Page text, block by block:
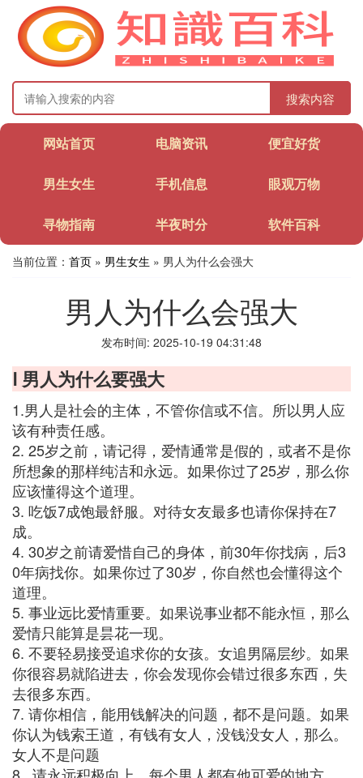
搜索内容
网站首页 电脑资讯 便宜好货
男生女生 手机信息 眼观万物
寻物指南 半夜时分 软件百科
当前位置： 首页 » 男生女生 » 男人为什么会强大
男人为什么会强大
发布时间: 2025-10-19 04:31:48
Ⅰ 男人为什么要强大
1.男人是社会的主体，不管你信或不信。所以男人应
该有种责任感。
2. 25岁之前，请记得，爱情通常是假的，或者不是你
所想象的那样纯洁和永远。如果你过了25岁，那么你
应该懂得这个道理。
3. 吃饭7成饱最舒服。对待女友最多也请你保持在7
成。
4. 30岁之前请爱惜自己的身体，前30年你找病，后3
0年病找你。如果你过了30岁，你自然也会懂得这个
道理。
5. 事业远比爱情重要。如果说事业都不能永恒，那么
爱情只能算是昙花一现。
6. 不要轻易接受追求你的女孩。女追男隔层纱。如果
你很容易就陷进去，你会发现你会错过很多东西，失
去很多东西。
7. 请你相信，能用钱解决的问题，都不是问题。如果
你认为钱索王道，有钱有女人，没钱没女人，那么。
女人不是问题